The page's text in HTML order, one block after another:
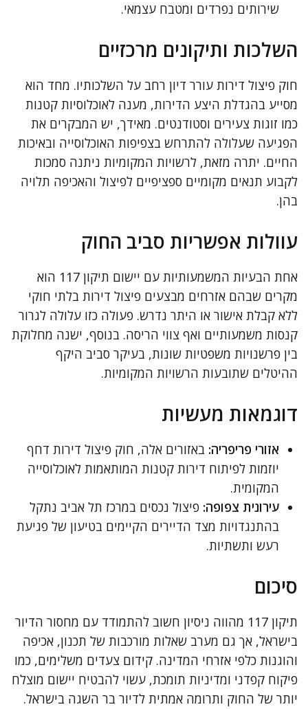
שירותים נפרדים ומטבח עצמאי.
השלכות ותיקונים מרכזיים
חוק פיצול דירות עורר דיון רחב על השלכותיו. מחד הוא
מסייע בהגדלת היצע הדירות, מענה לאוכלוסיות קטנות
כמו זוגות צעירים וסטודנטים. מאידך, יש המבקרים את
הפגיעה שעלולה להתרחש בצפיפות האוכלוסייה ובאיכות
החיים. יתרה מזאת, לרשויות המקומיות ניתנה סמכות
לקבוע תנאים מקומיים ספציפיים לפיצול והאכיפה תלויה
בהן.
עוולות אפשריות סביב החוק
אחת הבעיות המשמעותיות עם יישום תיקון 117 הוא
מקרים שבהם אזרחים מבצעים פיצול דירות בלתי חוקי
ללא קבלת אישור או היתר נדרש. פעולה כזו עלולה לגרור
קנסות משמעותיים ואף צווי הריסה. בנוסף, ישנה מחלוקת
בין פרשנויות משפטיות שונות, בעיקר סביב היקף
ההיטלים שתובעות הרשויות המקומיות.
דוגמאות מעשיות
אזורי פריפריה: באזורים אלה, חוק פיצול דירות דחף
יוזמות לפיתוח דירות קטנות המותאמות לאוכלוסייה
המקומית.
עירונית צפופה: פיצול נכסים במרכז תל אביב נתקל
בהתנגדויות מצד הדיירים הקיימים בטיעון של פגיעת
רעש ותשתיות.
סיכום
תיקון 117 מהווה ניסיון חשוב להתמודד עם מחסור הדיור
בישראל, אך גם מערב שאלות מורכבות של תכנון, אכיפה
והוגנות כלפי אזרחי המדינה. קידום צעדים משלימים, כמו
פיקוח קפדני ומדיניות תומכת, עשוי להבטיח יישום מוצלח
יותר של החוק ותרומה אמתית לדיור בר השגה בישראל.